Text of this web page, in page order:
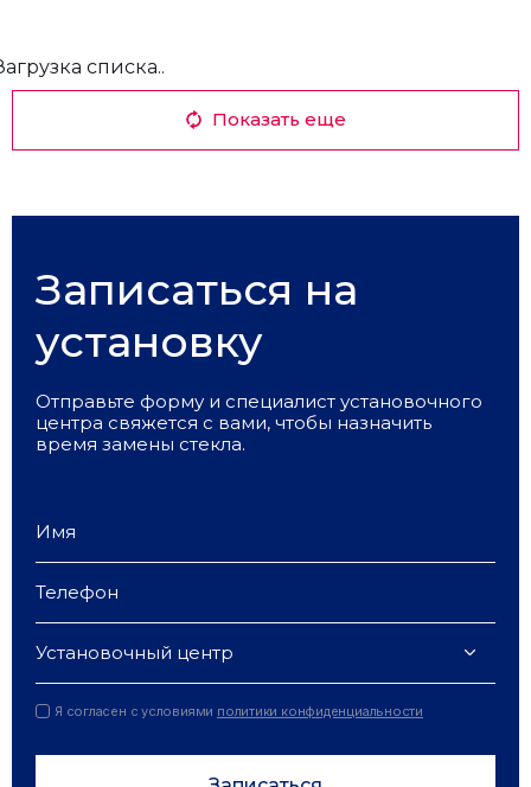
списка..
Показать еще
Записаться на
установку
Отправьте форму и специалист установочного
центра свяжется с вами, чтобы назначить
время замены стекла.
Установочный центр
Я согласен с условиями политики конфиденциальности